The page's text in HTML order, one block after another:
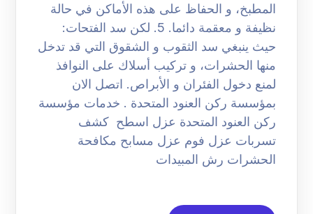
المطبخ، و الحفاظ على هذه الأماكن في حالة
نظيفة و معقمة دائما. 5. لكن سد الفتحات:
حيث ينبغي سد الثقوب و الشقوق التي قد تدخل
منها الحشرات، و تركيب أسلاك على النوافذ
لمنع دخول الفئران و الأبراص. اتصل الان
بمؤسسة ركن العنود المتحدة . خدمات مؤسسة
ركن العنود المتحدة عزل اسطح كشف
تسربات عزل فوم عزل مسابح مكافحة
الحشرات رش المبيدات